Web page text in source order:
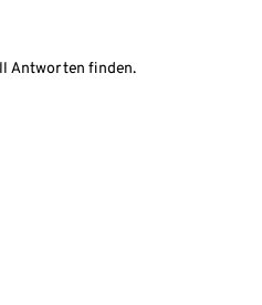
Antworten finden.